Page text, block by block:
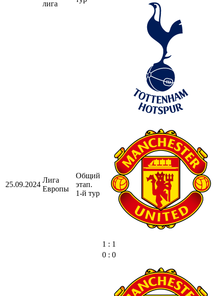
лига
25.09.2024
Лига
Европы
Общий
этап.
1-й тур
1 : 1
0 : 0